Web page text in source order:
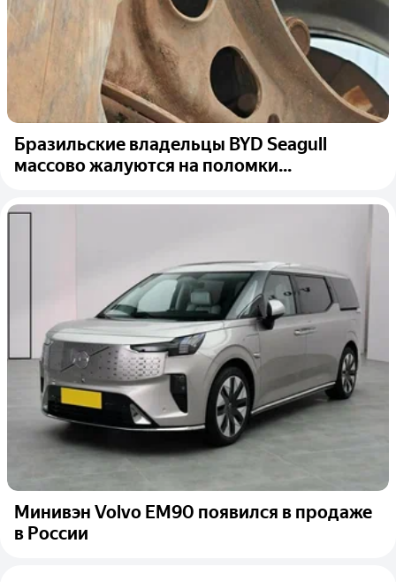
Бразильские владельцы BYD Seagull
массово жалуются на поломки...
Минивэн Volvo EM90 появился в продаже
в России